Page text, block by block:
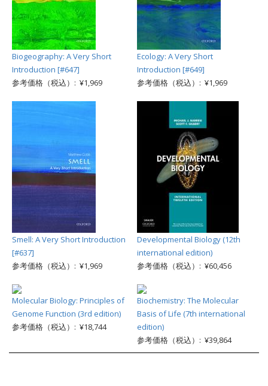
Biogeography: A Very Short
Introduction [#647]
参考価格（税込）: ¥1,969
Ecology: A Very Short
Introduction [#649]
参考価格（税込）: ¥1,969
Smell: A Very Short Introduction
[#637]
参考価格（税込）: ¥1,969
Developmental Biology (12th
international edition)
参考価格（税込）: ¥60,456
Molecular Biology: Principles of
Genome Function (3rd edition)
参考価格（税込）: ¥18,744
Biochemistry: The Molecular
Basis of Life (7th international
edition)
参考価格（税込）: ¥39,864